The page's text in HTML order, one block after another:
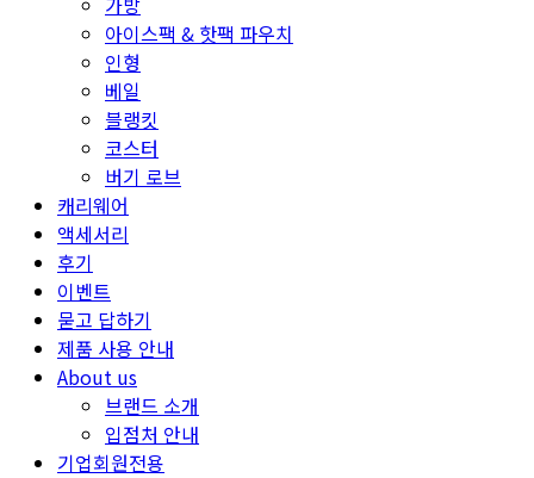
아이스팩 & 핫팩 파우치
인형
베일
블랭킷
코스터
버기 로브
캐리웨어
액세서리
후기
이벤트
묻고 답하기
제품 사용 안내
About us
브랜드 소개
입점처 안내
기업회원전용